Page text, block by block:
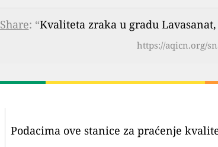
Share: “Kvaliteta zraka u gradu
https://aqicn.org/
Podacima ove stanice za praćenje